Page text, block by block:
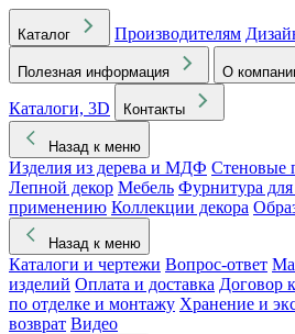
Каталог Производителям
Полезная информация О
Каталоги, 3D
Контакты
Назад к меню
Изделия из дерева и МДФ Стеновые
Лепной декор Мебель Фурнитура
применению Коллекции декора
Назад к меню
Каталоги и чертежи Вопрос-ответ
изделий Оплата и доставка Договор
по отделке и монтажу Хранение и
возврат Видео